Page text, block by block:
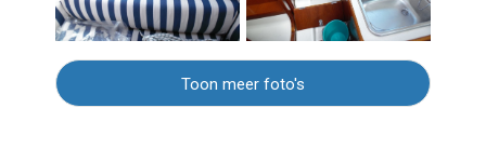
Toon meer foto's